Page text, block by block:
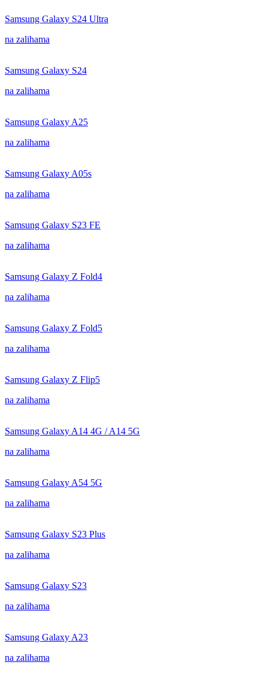
Samsung Galaxy S24 Ultra
na zalihama
Samsung Galaxy S24
na zalihama
Samsung Galaxy A25
na zalihama
Samsung Galaxy A05s
na zalihama
Samsung Galaxy S23 FE
na zalihama
Samsung Galaxy Z Fold4
na zalihama
Samsung Galaxy Z Fold5
na zalihama
Samsung Galaxy Z Flip5
na zalihama
Samsung Galaxy A14 4G / A14 5G
na zalihama
Samsung Galaxy A54 5G
na zalihama
Samsung Galaxy S23 Plus
na zalihama
Samsung Galaxy S23
na zalihama
Samsung Galaxy A23
na zalihama